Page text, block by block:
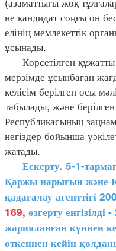
не кандидат соңғы он
елінің мемлекеттік
ұсынады.
Көрсетілген құжатты
мерзімде ұсынбаған
келісім берілген осы
табылады, және берілген
Республикасының
негіздер бойынша
жатады.
Ескерту. 5-1-
Қаржы нарығын және
қадағалау агенттігі
169, өзгерту
жарияланған күннен
өткеннен кейін